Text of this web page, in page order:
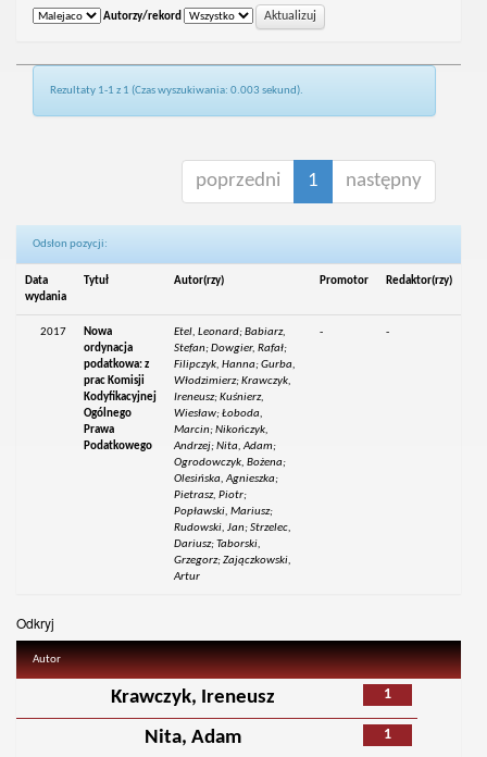
Autorzy/rekord
Rezultaty 1-1 z 1 (Czas wyszukiwania: 0.003 sekund).
poprzedni 1 następny
Odsłon pozycji:
Data
wydania
Tytuł Autor(rzy) Promotor Redaktor(rzy)
2017
Nowa
ordynacja
podatkowa: z
prac Komisji
Kodyfikacyjnej
Ogólnego
Prawa
Podatkowego
Etel, Leonard; Babiarz,
Stefan; Dowgier, Rafał;
Filipczyk, Hanna; Gurba,
Włodzimierz; Krawczyk,
Ireneusz; Kuśnierz,
Wiesław; Łoboda,
Marcin; Nikończyk,
Andrzej; Nita, Adam;
Ogrodowczyk, Bożena;
Olesińska, Agnieszka;
Pietrasz, Piotr;
Popławski, Mariusz;
Rudowski, Jan; Strzelec,
Dariusz; Taborski,
Grzegorz; Zajączkowski,
Artur
- -
Odkryj
Autor
1
Krawczyk, Ireneusz
1
Nita, Adam